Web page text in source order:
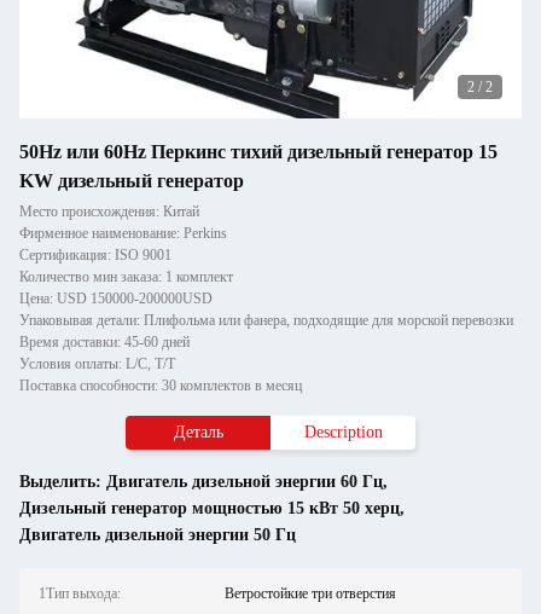
2 / 2
50Hz или 60Hz Перкинс тихий дизельный генератор 15
KW дизельный генератор
Место происхождения: Китай
Фирменное наименование: Perkins
Сертификация: ISO 9001
Количество мин заказа: 1 комплект
Цена: USD 150000-200000USD
Упаковывая детали: Плифольма или фанера, подходящие для морской перевозки
Время доставки: 45-60 дней
Условия оплаты: L/C, T/T
Поставка способности: 30 комплектов в месяц
Деталь Description
Выделить: Двигатель дизельной энергии 60 Гц,
Дизельный генератор мощностью 15 кВт 50 херц,
Двигатель дизельной энергии 50 Гц
1Тип выхода: Ветростойкие три отверстия